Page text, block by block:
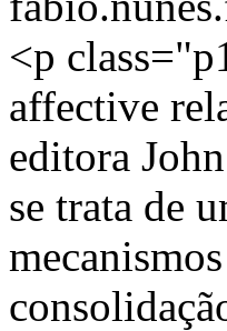
<p
affective
editora
se trata de